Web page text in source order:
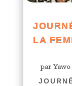
LA
par